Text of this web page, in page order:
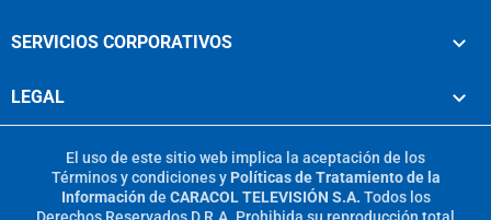
SERVICIOS CORPORATIVOS
LEGAL
El uso de este sitio web implica la aceptación de los
Términos y condicionesy Políticas de Tratamiento de la
Información de CARACOL TELEVISIÓN S.A. Todos los